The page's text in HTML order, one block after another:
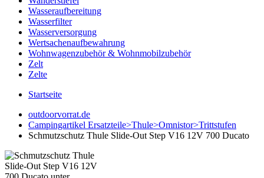
Wasseraufbereitung
Wasserfilter
Wasserversorgung
Wertsachenaufbewahrung
Wohnwagenzubehör & Wohnmobilzubehör
Zelt
Zelte
Startseite
outdoorvorrat.de
Campingartikel Ersatzteile>Thule>Omnistor>Trittstufen
Schmutzschutz Thule Slide-Out Step V16 12V 700 Ducato